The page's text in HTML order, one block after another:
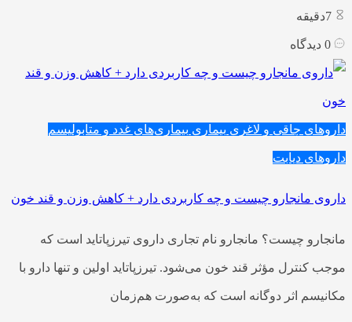
دقیقه
دیدگاه
داروهای چاقی و لاغری بیماری بیماری‌های غدد و متابولیسم
داروهای دیابت
داروی مانجارو چیست و چه کاربردی دارد + کاهش وزن و قند خون
مانجارو چیست؟ مانجارو نام تجاری داروی تیرزپاتاید است که
موجب کنترل مؤثر قند خون می‌شود. تیرزپاتاید اولین و تنها دارو با
مکانیسم اثر دوگانه است که به‌صورت هم‌زمان